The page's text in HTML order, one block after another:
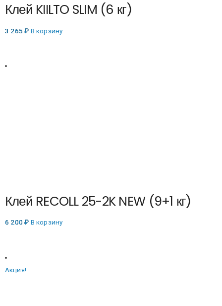
Клей KIILTO SLIM (6 кг)
3 265₽ В корзину
Клей RECOLL 25-2K NEW (9+1 кг)
6 200₽ В корзину
Акция!